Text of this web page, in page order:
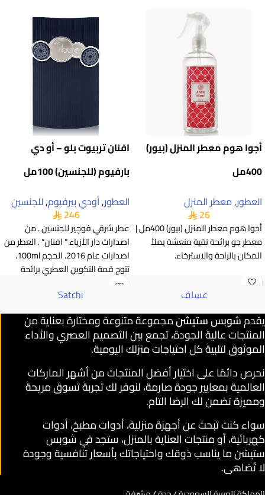
أجوا هوم معطر المنزل (بيور)
400مل
العطور,معطر المنزل
26
أجوا هوم معطر المنزل (بيور) 400مل |
معطر جو برائحة نقية منعشة يملأ
المكان بالراحة والاسترخاء.
افنان تربيوت بلو – أو دي
بارفيوم (للجنسين) 100مل
العطور,أودي بيرفيوم,للجنسين
246
عطر شرقي فوچير للجنسين . من
اصدارات دار الأزياء " افنان" . العطر من
اصدارات عام 2016. الحجم 100ml.
تتوج قمة التكوين العطري برائحة
الحمضيات.
عساف Satchi
يقدمشوبس ستيشنمجموعة متنوعة ومختارة بعناية من
المنتجات عالية الجودة، تجمع بين التصميم العصري والأداء
الموثوق لتلبية كل احتياجات منزلك اليومية.
نحرص دائمًا على اختيار أفضل المنتجات من أشهر الماركات
العالمية بمعايير جودة صارمة، لنوفر لك تجربة تسوق مريحة
ومميزة تضمن لك الرضا التام.
سواء كنت تبحث عن أجهزة منزلية، أدوات مطبخ، أدوات
كهربائية، أو منتجات العناية بالمنزل، ستجد في شوبس
ستيشن ما يناسب ذوقك واحتياجاتك بأسعار تنافسية وجودة
لا تُضاهى.